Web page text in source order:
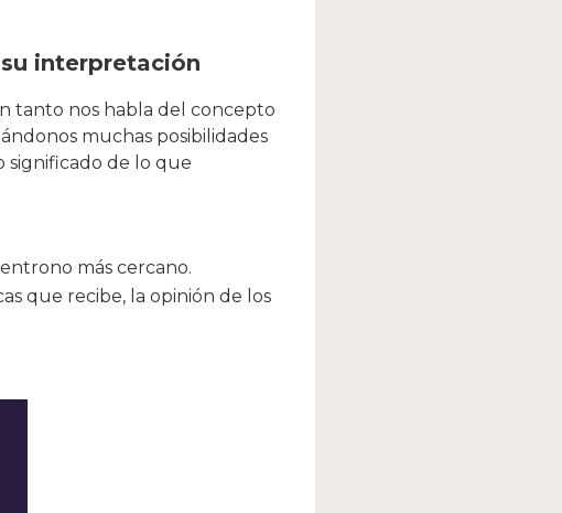
interpretación
tanto nos habla del concepto
muchas posibilidades
significado de lo que
más cercano.
que recibe, la opinión de los